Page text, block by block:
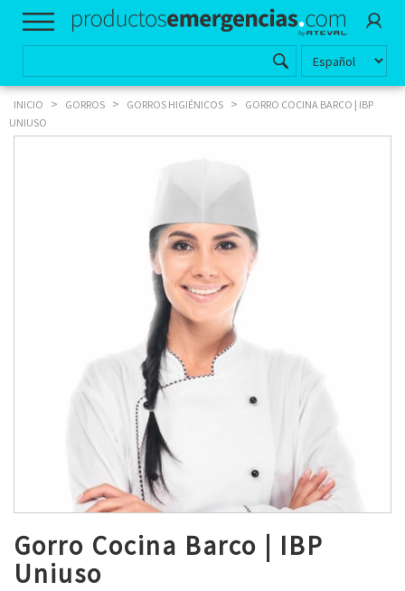
INICIO > GORROS > GORROS HIGIÉNICOS >
GORRO COCINA BARCO | IBP
UNIUSO
Gorro Cocina Barco | IBP
Uniuso